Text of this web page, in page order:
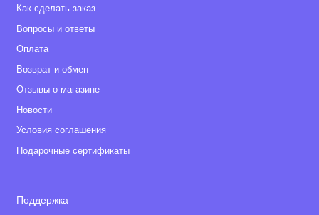
Как сделать заказ
Вопросы и ответы
Оплата
Возврат и обмен
Отзывы о магазине
Новости
Условия соглашения
Подарочные сертификаты
Поддержка